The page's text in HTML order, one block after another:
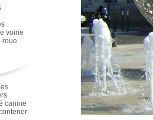
voirie
roue
canine